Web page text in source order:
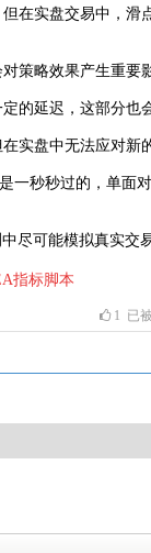
在实盘交易中，滑
策略效果产生重要
的延迟，这部分也
实盘中无法应对新
一秒秒过的，单面
尽可能模拟真实交
指标脚本
1 已